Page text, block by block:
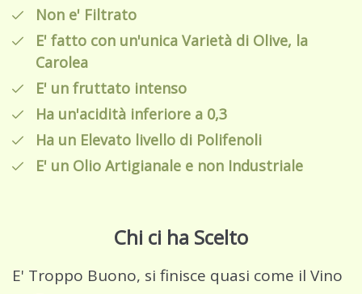
Non e' Filtrato
E' fatto con un'unica Varietà di Olive, la
Carolea
E' un fruttato intenso
Ha un'acidità inferiore a 0,3
Ha un Elevato livello di Polifenoli
E' un Olio Artigianale e non Industriale
Chi ci ha Scelto
E' Troppo Buono, si finisce quasi come il Vino